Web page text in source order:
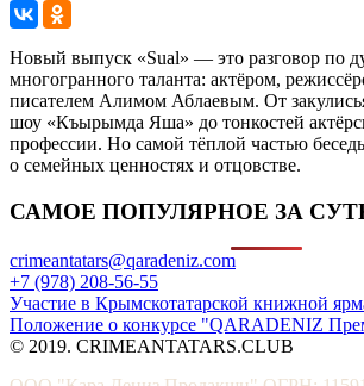
Новый выпуск «Sual» — это разговор по
многогранного таланта: актёром,
писателем Алимом Аблаевым. От
шоу «Къырымда Яша» до тонкостей
профессии. Но самой тёплой частью
о семейных ценностях и отцовстве.
САМОЕ ПОПУЛЯРНОЕ ЗА
crimeantatars@qaradeniz.com
+7 (978) 208-56-55
Участие в Крымскотатарской книжной
Положение о конкурсе "QARADENIZ
© 2019. CRIMEANTATARS.CLUB